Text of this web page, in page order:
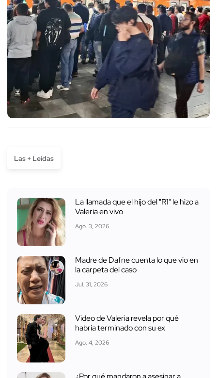
Las + Leídas
La llamada que el hijo del "R1" le hizo a
Valeria en vivo
Ago. 3, 2026
Madre de Dafne cuenta lo que vio en
la carpeta del caso
Jul. 31, 2026
Video de Valeria revela por qué
habría terminado con su ex
Ago. 4, 2026